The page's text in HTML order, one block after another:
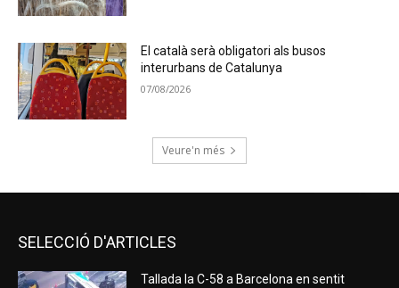
El català serà obligatori als busos
interurbans de Catalunya
07/08/2026
Veure'n més
SELECCIÓ D'ARTICLES
Tallada la C-58 a Barcelona en sentit